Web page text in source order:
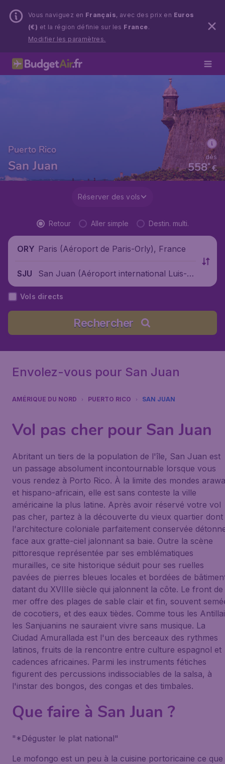
Vous naviguez en Français, avec des prix en Euros
(€) et la région définie sur les France.
Modifier les paramètres.
Puerto Rico
San Juan €
558*
dès
Réserver des vols
Retour Aller simple Destin. multi.
ORY Paris (Aéroport de Paris-Orly), France
SJU
San Juan (Aéroport international Luis-M
uñoz-Marín), Porto Rico
Vols directs
Rechercher
Envolez-vous pour San Juan
AMÉRIQUE DU NORD PUERTO RICO SAN JUAN
Vol pas cher pour San Juan
Abritant un tiers de la population de l'île, San Juan est
un passage absolument incontournable lorsque vous
vous rendez à Porto Rico. À la limite des mondes
et hispano-africain, elle est sans conteste la ville
américaine la plus latine. Après avoir réservé votre vol
pas cher, partez à la découverte du vieux quartier dont
l'architecture coloniale parfaitement conservée
face aux gratte-ciel jalonnant sa baie. Outre la scène
pittoresque représentée par ses emblématiques
murailles, ce site historique séduit pour ses ruelles
pavées de pierres bleues locales et bordées de
datant du XVIIIe siècle qui jalonnent la côte. Le front de
mer offre des plages de sable clair et fin, souvent
de cocotiers, et des eaux tièdes. Comme tous les
les Sanjuanins ne sauraient vivre sans musique. La
Ciudad Amurallada est l'un des berceaux des rythmes
latinos, fruits de la rencontre entre culture espagnol et
cadences africaines. Parmi les instruments fétiches
figurent des percussions indissociables de la salsa, à
l'instar des bongos, des congas et des timbales.
Que faire à San Juan ?
"*Déguster le plat national"
Le mofongo est un peu à la cuisine portoricaine ce que